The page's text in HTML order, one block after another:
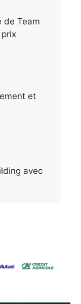
de Team
et
avec